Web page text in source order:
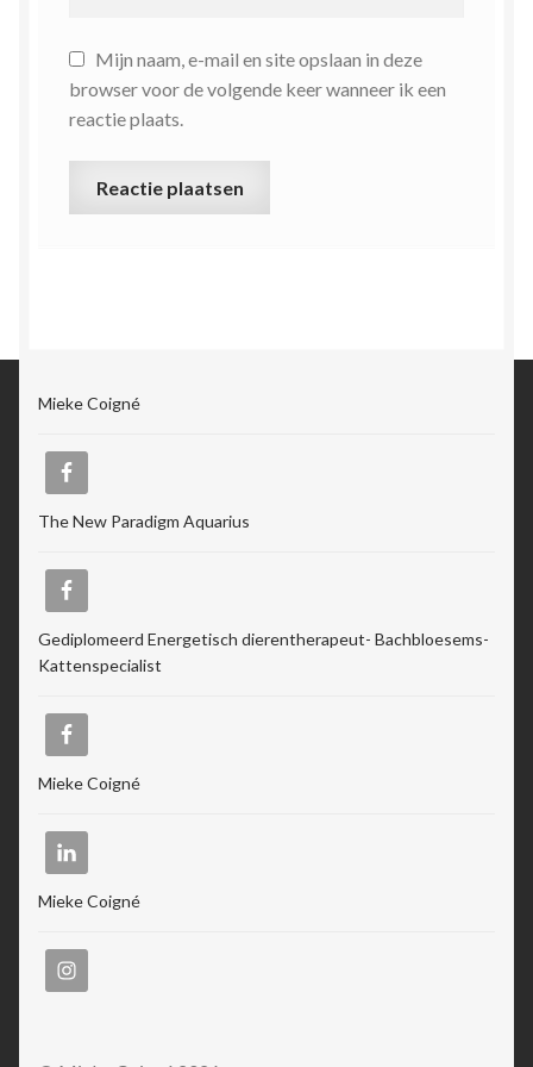
Mijn naam, e-mail en site opslaan in deze
browser voor de volgende keer wanneer ik een
reactie plaats.
Mieke Coigné
The New Paradigm Aquarius
Gediplomeerd Energetisch dierentherapeut- Bachbloesems-
Kattenspecialist
Mieke Coigné
Mieke Coigné